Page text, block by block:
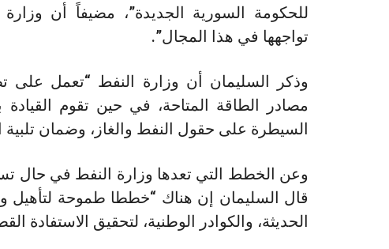
للحكومة السورية الجديدة”، مضيفاً أن وزارة
تواجهها في هذا المجال”.
وذكر السليمان أن وزارة النفط “تعمل على
مصادر الطاقة المتاحة، في حين تقوم
السيطرة على حقول النفط والغاز، وضمان تلبية
وعن الخطط التي تعدها وزارة النفط في حال
قال السليمان إن هناك “خططا طموحة لتأهيل
الحديثة، والكوادر الوطنية، لتحقيق الاستفادة